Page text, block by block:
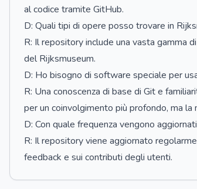
al codice tramite GitHub.
D: Quali tipi di opere posso trovare in
R: Il repository include una vasta gamma
del Rijksmuseum.
D: Ho bisogno di software speciale per
R: Una conoscenza di base di Git e
per un coinvolgimento più profondo, ma
D: Con quale frequenza vengono
R: Il repository viene aggiornato
feedback e sui contributi degli utenti.